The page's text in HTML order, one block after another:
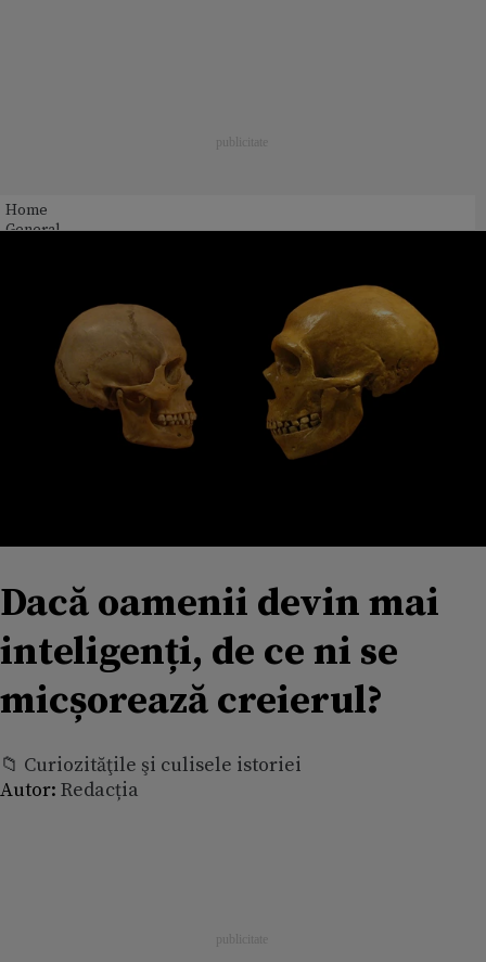
Home
General
Dacă oamenii devin mai
inteligenți, de ce ni se
micșorează creierul?
📁 Curiozităţile şi culisele istoriei
Autor: Redacția